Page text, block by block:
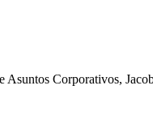
Asuntos Corporativos,